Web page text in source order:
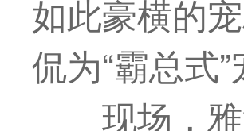
如此豪横的
侃为“霸总式”
现场，